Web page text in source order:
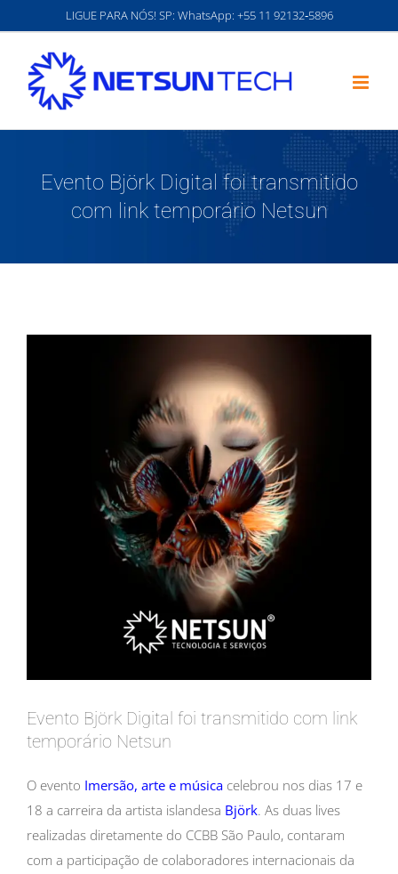
para
conteúdo
LIGUE PARA NÓS! SP: WhatsApp: ‪+55 11 92132‑5896‬
Evento Björk Digital foi transmitido
com link temporário Netsun
Evento Björk Digital foi transmitido com link
temporário Netsun
O evento Imersão, arte e música celebrou nos dias 17 e
18 a carreira da artista islandesa Björk. As duas lives
realizadas diretamente do CCBB São Paulo, contaram
com a participação de colaboradores internacionais da